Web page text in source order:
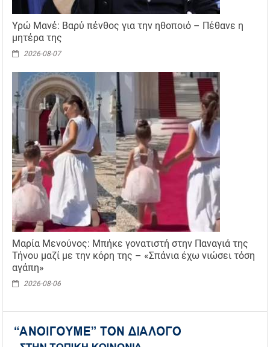
Υρώ Μανέ: Βαρύ πένθος για την ηθοποιό – Πέθανε η
μητέρα της
2026-08-07
Μαρία Μενούνος: Μπήκε γονατιστή στην Παναγιά της
Τήνου μαζί με την κόρη της – «Σπάνια έχω νιώσει τόση
αγάπη»
2026-08-06